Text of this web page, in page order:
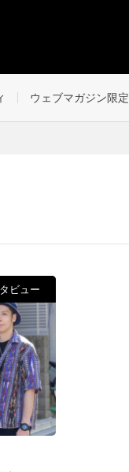
ウェブマガジン限定
ビュー